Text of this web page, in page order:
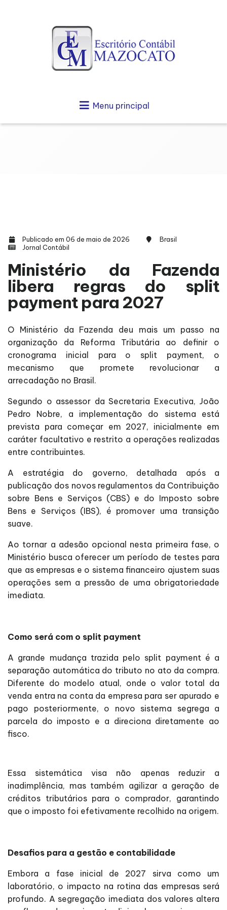
Menu principal
Publicado em 06 de maio de 2026
Brasil
Jornal Contábil
Ministério da Fazenda
libera regras do split
payment para 2027
O Ministério da Fazenda deu mais um passo na
organização da Reforma Tributária ao definir o
cronograma inicial para o split payment, o
mecanismo que promete revolucionar a
arrecadação no Brasil.
Segundo o assessor da Secretaria Executiva, João
Pedro Nobre, a implementação do sistema está
prevista para começar em 2027, inicialmente em
caráter facultativo e restrito a operações realizadas
entre contribuintes.
A estratégia do governo, detalhada após a
publicação dos novos regulamentos da Contribuição
sobre Bens e Serviços (CBS) e do Imposto sobre
Bens e Serviços (IBS), é promover uma transição
suave.
Ao tornar a adesão opcional nesta primeira fase, o
Ministério busca oferecer um período de testes para
que as empresas e o sistema financeiro ajustem suas
operações sem a pressão de uma obrigatoriedade
imediata.
Como será com o split payment
A grande mudança trazida pelo split payment é a
separação automática do tributo no ato da compra.
Diferente do modelo atual, onde o valor total da
venda entra na conta da empresa para ser apurado e
pago posteriormente, o novo sistema segrega a
parcela do imposto e a direciona diretamente ao
fisco.
Essa sistemática visa não apenas reduzir a
inadimplência, mas também agilizar a geração de
créditos tributários para o comprador, garantindo
que o imposto foi efetivamente recolhido na origem.
Desafios para a gestão e contabilidade
Embora a fase inicial de 2027 sirva como um
laboratório, o impacto na rotina das empresas será
profundo. A segregação imediata dos valores altera